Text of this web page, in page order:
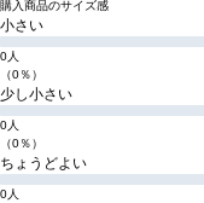
購入商品のサイズ感
小さい
0人
（0％）
少し小さい
0人
（0％）
ちょうどよい
0人